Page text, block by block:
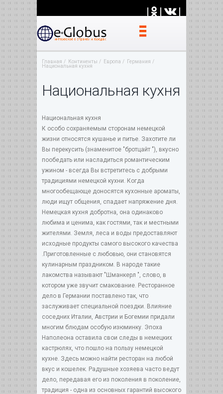
| | |
Главная Континенты Европа
Германия
Национальная кухня
Национальная кухня
Национальная кухня
К особо сохраняемым сторонам немецкой
жизни относятся кушанье и питье. Захотите ли
Вы перекусить (знаменитое "бротцайт "), вкусно
пообедать или насладиться романтическим
ужином - всегда Вы встретитесь с добрыми
традициями немецкой кухни. Когда
многообещающе доносятся кухонные ароматы,
люди ищут общения, спадает напряжение дня.
Немецкая кухня добротна, она одинаково
любима и ценима, как гостями, так и местными
жителями. Земля, леса и воды предоставляют
исходные продукты самого высокого качества
.Приготовленные с любовью, они становятся
кулинарным праздником. В народе такие
лакомства называют "Шманкерл ", слово, в
котором уже звучит смакование. Ресторанное
дело в Германии поставлено так, что
заслуживает специальной поездки. Влияние
соседних Италии, Австрии и Богемии придали
многим блюдам особую изюминку. Эпоха
Наполеона оставила свои следы в немецких
кастрюлях, что пошло на пользу немецкой
кухне. Здесь можно найти ресторан на любой
вкус и кошелек. Радушные хозяева часто ведут
дело, передавая его из поколения в поколение,
традиция - одна из основных гарантий высокого